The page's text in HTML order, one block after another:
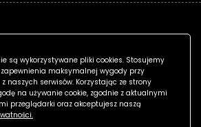
są wykorzystywane pliki cookies. Stosujemy
maksymalnej wygody przy
naszych serwisów. Korzystając ze strony
na używanie cookie, zgodnie z aktualnymi
przeglądarki oraz akceptujesz naszą